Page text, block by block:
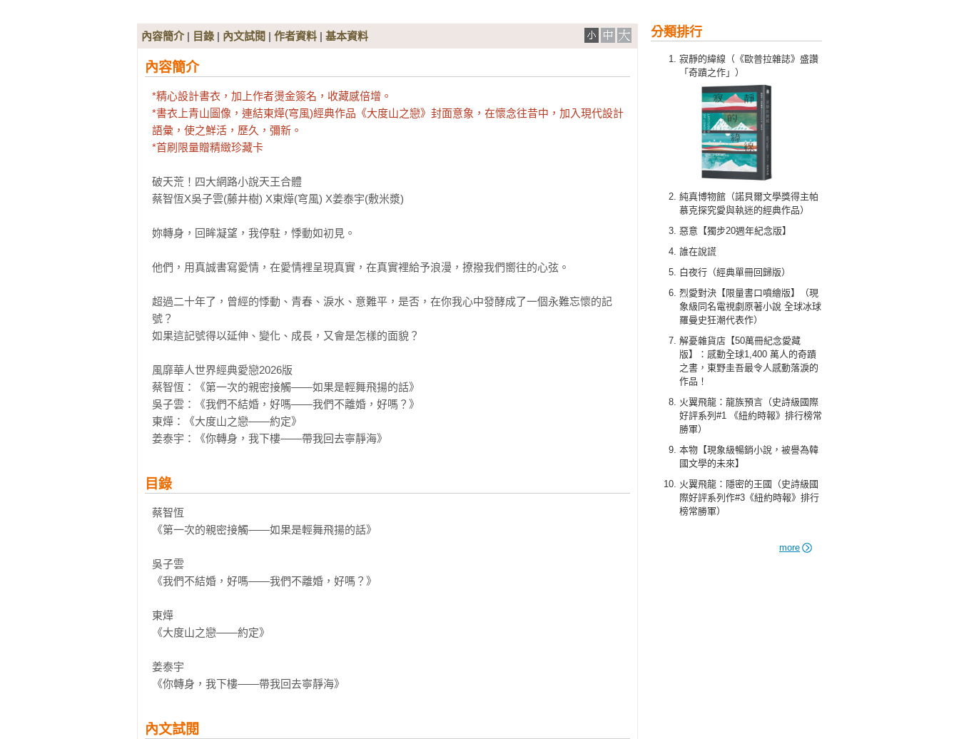
分類排行
寂靜的緯線（《歐普拉雜誌》盛讚
「奇蹟之作」）
純真博物館（諾貝爾文學獎得主帕
慕克探究愛與執迷的經典作品）
惡意【獨步20週年紀念版】
誰在說謊
白夜行（經典單冊回歸版）
烈愛對決【限量書口噴繪版】（現
象級同名電視劇原著小說 全球冰球
羅曼史狂潮代表作）
解憂雜貨店【50萬冊紀念愛藏
版】：感動全球1,400 萬人的奇蹟
之書，東野圭吾最令人感動落淚的
作品！
火翼飛龍：龍族預言（史詩級國際
好評系列#1 《紐約時報》排行榜常
勝軍）
本物【現象級暢銷小說，被譽為韓
國文學的未來】
火翼飛龍：隱密的王國（史詩級國
際好評系列作#3《紐約時報》排行
榜常勝軍）
more
內容簡介| 目錄 | 內文試閱 | 作者資料 | 基本資料
內容簡介
*精心設計書衣，加上作者燙金簽名，收藏感倍增。
*書衣上青山圖像，連結東燁(穹風)經典作品《大度山之戀》封面意象，在懷念往昔中，加入現代設計
語彙，使之鮮活，歷久，彌新。
*首刷限量贈精緻珍藏卡
破天荒！四大網路小說天王合體
蔡智恆X吳子雲(藤井樹) X東燁(穹風) X姜泰宇(敷米漿)
妳轉身，回眸凝望，我停駐，悸動如初見。
他們，用真誠書寫愛情，在愛情裡呈現真實，在真實裡給予浪漫，撩撥我們嚮往的心弦。
超過二十年了，曾經的悸動、青春、淚水、意難平，是否，在你我心中發酵成了一個永難忘懷的記
號？
如果這記號得以延伸、變化、成長，又會是怎樣的面貌？
風靡華人世界經典愛戀2026版
蔡智恆：《第一次的親密接觸——如果是輕舞飛揚的話》
吳子雲：《我們不結婚，好嗎——我們不離婚，好嗎？》
東燁：《大度山之戀——約定》
姜泰宇：《你轉身，我下樓——帶我回去寧靜海》
目錄
蔡智恆
《第一次的親密接觸——如果是輕舞飛揚的話》
吳子雲
《我們不結婚，好嗎——我們不離婚，好嗎？》
東燁
《大度山之戀——約定》
姜泰宇
《你轉身，我下樓——帶我回去寧靜海》
內文試閱